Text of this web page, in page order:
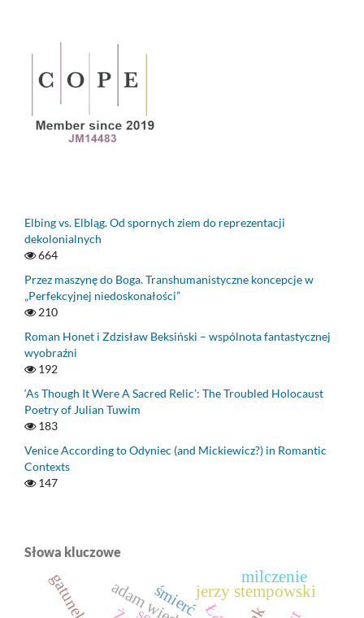
Elbing vs. Elbląg. Od spornych ziem do reprezentacji
dekolonialnych
664
Przez maszynę do Boga. Transhumanistyczne koncepcje w
„Perfekcyjnej niedoskonałości”
210
Roman Honet i Zdzisław Beksiński – wspólnota fantastycznej
wyobraźni
192
‘As Though It Were A Sacred Relic’: The Troubled Holocaust
Poetry of Julian Tuwim
183
Venice According to Odyniec (and Mickiewicz?) in Romantic
Contexts
147
Słowa kluczowe
jerzy stempowski
śmierć
milczenie